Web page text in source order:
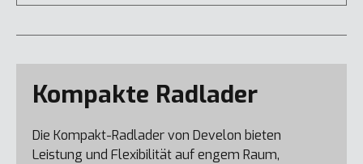
DX20Z
Kompakte Radlader
Die Kompakt-Radlader von Develon bieten
Leistung und Flexibilität auf engem Raum,